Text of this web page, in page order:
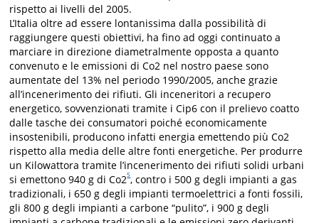
rispetto ai livelli del 2005.
L’Italia oltre ad essere lontanissima dalla possibilità di
raggiungere questi obiettivi, ha fino ad oggi continuato a
marciare in direzione diametralmente opposta a quanto
convenuto e le emissioni di Co2 nel nostro paese sono
aumentate del 13% nel periodo 1990/2005, anche grazie
all’incenerimento dei rifiuti. Gli inceneritori a recupero
energetico, sovvenzionati tramite i Cip6 con il prelievo coatto
dalle tasche dei consumatori poiché economicamente
insostenibili, producono infatti energia emettendo più Co2
rispetto alla media delle altre fonti energetiche. Per produrre
un Kilowattora tramite l’incenerimento dei rifiuti solidi urbani
si emettono 940 g di Co25, contro i 500 g degli impianti a gas
tradizionali, i 650 g degli impianti termoelettrici a fonti fossili,
gli 800 g degli impianti a carbone “pulito”, i 900 g degli